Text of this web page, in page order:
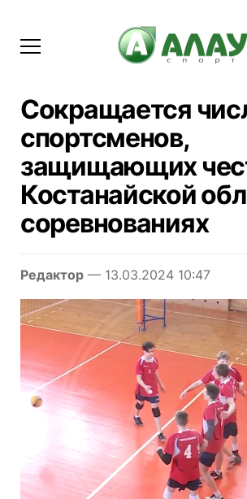
Сокращается
спортсменов,
защищающих
Костанайской
соревнованиях
Редактор — 13.03.2024 10:47